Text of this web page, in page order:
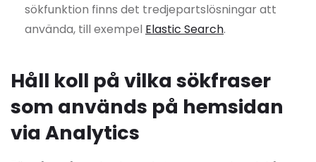
sökfunktion finns det tredjepartslösningar att
använda, till exempel Elastic Search.
Håll koll på vilka sökfraser
som används på hemsidan
via Analytics